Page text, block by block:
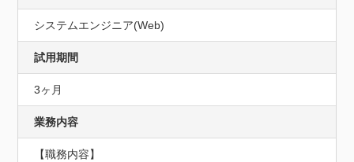
システムエンジニア(Web)
試用期間
3ヶ月
業務内容
【職務内容】